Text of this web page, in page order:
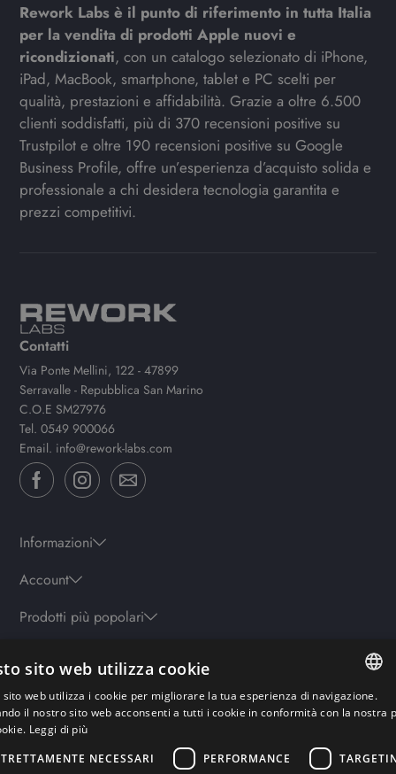
Rework Labs è il punto di riferimento in tutta Italia
per la vendita di prodotti Apple nuovi e
ricondizionati, con un catalogo selezionato di iPhone,
iPad, MacBook, smartphone, tablet e PC scelti per
qualità, prestazioni e affidabilità. Grazie a oltre 6.500
clienti soddisfatti, più di 370 recensioni positive su
Trustpilot e oltre 190 recensioni positive su Google
Business Profile, offre un’esperienza d’acquisto solida e
professionale a chi desidera tecnologia garantita e
prezzi competitivi.
Contatti
Via Ponte Mellini, 122 - 47899
Serravalle - Repubblica San Marino
C.O.E SM27976
Tel.0549 900066
Email. info@rework-labs.com
Informazioni
Account
Prodotti più popolari
Orari
Lun-ven: 9.30-19.30 - Sab: 10-13 | 15.30-19.30 - Domenica: chiuso
Pagamenti sicuri
ITALIAN
GERMAN
sito web utilizza cookie
sito web utilizza i cookie per migliorare la tua esperienza di navigazione.
il nostro sito web acconsenti a tutti i cookie in conformità con la nostra
Leggi di più
NECESSARI
PERFORMANCE